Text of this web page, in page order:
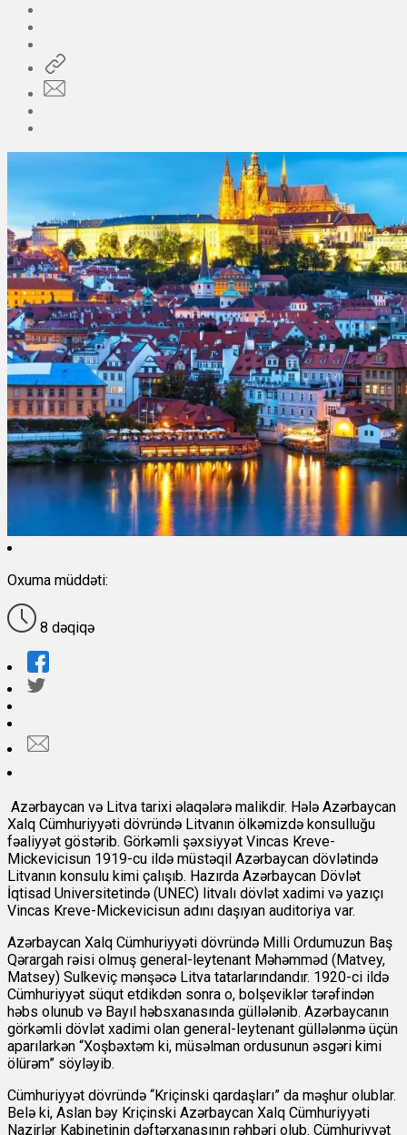
Oxuma müddəti:
8 dəqiqə
Azərbaycan və Litva tarixi əlaqələrə malikdir. Hələ Azərbaycan
Xalq Cümhuriyyəti dövründə Litvanın ölkəmizdə konsulluğu
fəaliyyət göstərib. Görkəmli şəxsiyyət Vincas Kreve-
Mickevicisun 1919-cu ildə müstəqil Azərbaycan dövlətində
Litvanın konsulu kimi çalışıb. Hazırda Azərbaycan Dövlət
İqtisad Universitetində (UNEC) litvalı dövlət xadimi və yazıçı
Vincas Kreve-Mickevicisun adını daşıyan auditoriya var.
Azərbaycan Xalq Cümhuriyyəti dövründə Milli Ordumuzun Baş
Qərargah rəisi olmuş general-leytenant Məhəmməd (Matvey,
Matsey) Sulkeviç mənşəcə Litva tatarlarındandır. 1920-ci ildə
Cümhuriyyət süqut etdikdən sonra o, bolşeviklər tərəfindən
həbs olunub və Bayıl həbsxanasında güllələnib. Azərbaycanın
görkəmli dövlət xadimi olan general-leytenant güllələnmə üçün
aparılarkən “Xoşbəxtəm ki, müsəlman ordusunun əsgəri kimi
ölürəm” söyləyib.
Cümhuriyyət dövründə “Kriçinski qardaşları” da məşhur olublar.
Belə ki, Aslan bəy Kriçinski Azərbaycan Xalq Cümhuriyyəti
Nazirlər Kabinetinin dəftərxanasının rəhbəri olub. Cümhuriyyət